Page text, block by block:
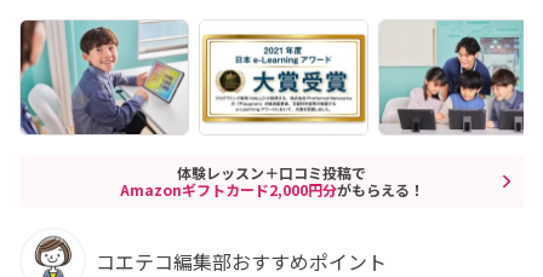
体験レッスン＋口コミ投稿で
Amazonギフトカード2,000円分がもらえる！
コエテコ編集部おすすめポイント